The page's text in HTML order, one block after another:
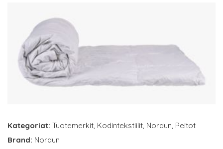
Kategoriat: Tuotemerkit, Kodintekstiilit, Nordun, Peitot
Brand: Nordun